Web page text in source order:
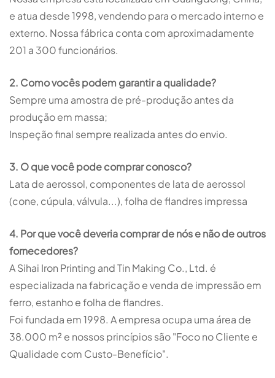
e atua desde 1998, vendendo para o mercado interno e
externo. Nossa fábrica conta com aproximadamente
201 a 300 funcionários.
2. Como vocês podem garantir a qualidade?
Sempre uma amostra de pré-produção antes da
produção em massa;
Inspeção final sempre realizada antes do envio.
3. O que você pode comprar conosco?
Lata de aerossol, componentes de lata de aerossol
(cone, cúpula, válvula...), folha de flandres impressa
4. Por que você deveria comprar de nós e não de outros
fornecedores?
A Sihai Iron Printing and Tin Making Co., Ltd. é
especializada na fabricação e venda de impressão em
ferro, estanho e folha de flandres.
Foi fundada em 1998. A empresa ocupa uma área de
38.000 m² e nossos princípios são "Foco no Cliente e
Qualidade com Custo-Benefício".